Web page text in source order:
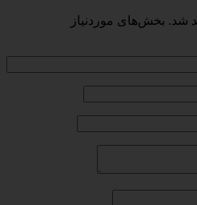
شد. بخش‌های موردنیاز